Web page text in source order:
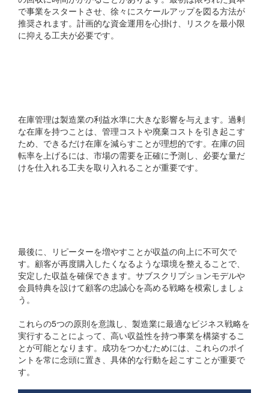
で事業をスタートさせ、徐々にスケールアップを図る方法が
推奨されます。計画的な資金運用を心掛け、リスクを最小限
に抑える工夫が必要です。
在庫管理は製造業の利益水準に大きな影響を与えます。過剰
な在庫を持つことは、管理コストや廃棄コストを引き起こす
ため、できるだけ在庫を減らすことが理想的です。在庫の回
転率を上げるには、市場の需要を正確に予測し、必要な量だ
けを仕入れる工夫を取り入れることが重要です。
最後に、リピーターを増やすことが収益の向上に不可欠で
す。顧客が再度購入したくなるような環境を整えることで、
安定した収益を確保できます。サブスクリプションモデルや
会員特典を設けて顧客の忠誠心を高める戦略を模索しましょ
う。
これらの5つの原則を意識し、製造業に最適なビジネス戦略を
実行することによって、高い収益性を持つ事業を構築するこ
とが可能となります。成功をつかむためには、これらのポイ
ントを常に念頭に置き、具体的な行動を起こすことが重要で
す。